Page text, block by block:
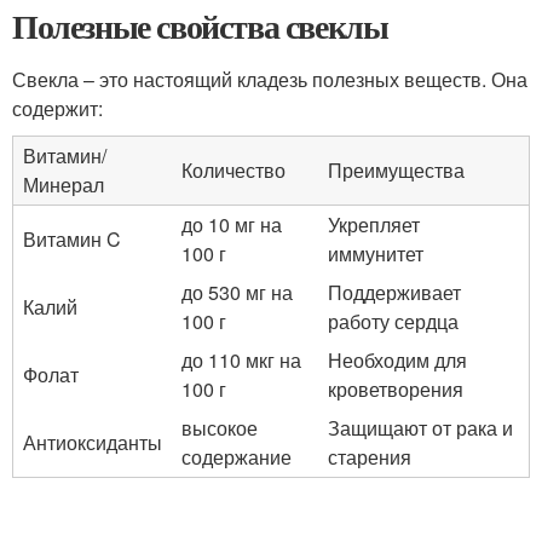
Полезные свойства свеклы
Свекла – это настоящий кладезь полезных веществ. Она
содержит:
Витамин/
Минерал
Количество Преимущества
Витамин C
до 10 мг на
100 г
Укрепляет
иммунитет
Калий
до 530 мг на
100 г
Поддерживает
работу сердца
Фолат
до 110 мкг на
100 г
Необходим для
кроветворения
Антиоксиданты
высокое
содержание
Защищают от рака и
старения